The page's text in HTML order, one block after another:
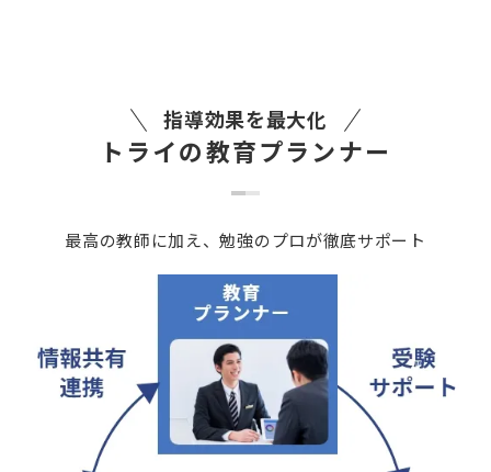
指導効果を最大化
トライの教育プランナー
最高の教師に加え、勉強のプロが徹底サポート